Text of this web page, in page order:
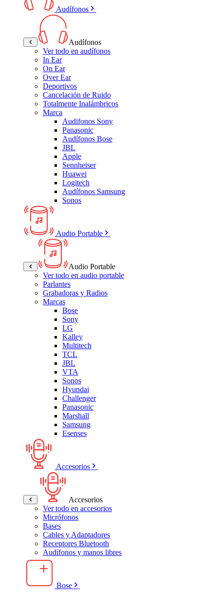
Audífonos
Audífonos
Ver todo en audífonos
In Ear
On Ear
Over Ear
Deportivos
Cancelación de Ruido
Totalmente Inalámbricos
Marca
Audifonos Sony
Panasonic
Audífonos Bose
JBL
Apple
Sennheiser
Huawei
Logitech
Audífonos Samsung
Sonos
Audio Portable
Audio Portable
Ver todo en audio portable
Parlantes
Grabadoras y Radios
Marcas
Bose
Sony
LG
Kalley
Multitech
TCL
JBL
VTA
Sonos
Hyundai
Challenger
Panasonic
Marshall
Samsung
Esenses
Accesorios
Accesorios
Ver todo en accesorios
Micrófonos
Bases
Cables y Adaptadores
Receptores Bluetooth
Audífonos y manos libres
Bose